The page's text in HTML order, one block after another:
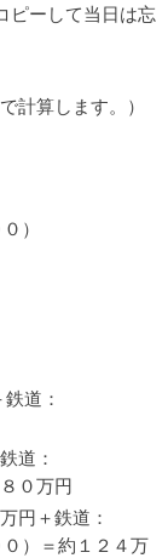
ピーして当日は忘
計算します。）
）
道：
道：
０万円
円＋鉄道：
）＝約１２４万